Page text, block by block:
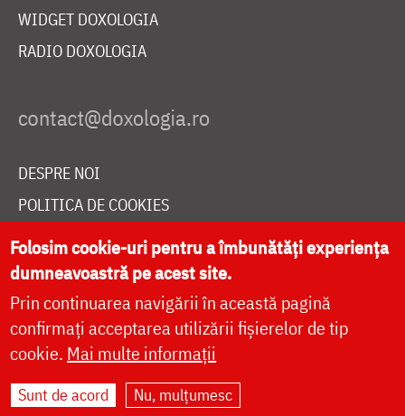
WIDGET DOXOLOGIA
RADIO DOXOLOGIA
DESPRE NOI
POLITICA DE COOKIES
DONEAZĂ ONLINE PENTRU CATEDRALA NAȚIONALĂ
LIVE
Site dezvoltat deDOXOLOGIA MEDIA
Folosim cookie-uri pentru a îmbunătăți experiența
dumneavoastră pe acest site.
Prin continuarea navigării în această pagină
confirmați acceptarea utilizării fișierelor de tip
cookie. Mai multe informații
Sunt de acord Nu, mulțumesc